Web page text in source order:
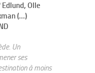
Olle
(...)
Un
ses
à moins